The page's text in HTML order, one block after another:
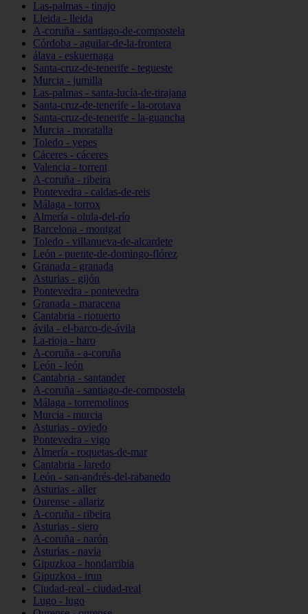
Las-palmas - tinajo
Lleida - lleida
A-coruña - santiago-de-compostela
Córdoba - aguilar-de-la-frontera
álava - eskuernaga
Santa-cruz-de-tenerife - tegueste
Murcia - jumilla
Las-palmas - santa-lucía-de-tirajana
Santa-cruz-de-tenerife - la-orotava
Santa-cruz-de-tenerife - la-guancha
Murcia - moratalla
Toledo - yepes
Cáceres - cáceres
Valencia - torrent
A-coruña - ribeira
Pontevedra - caldas-de-reis
Málaga - torrox
Almería - olula-del-río
Barcelona - montgat
Toledo - villanueva-de-alcardete
León - puente-de-domingo-flórez
Granada - granada
Asturias - gijón
Pontevedra - pontevedra
Granada - maracena
Cantabria - riotuerto
ávila - el-barco-de-ávila
La-rioja - haro
A-coruña - a-coruña
León - león
Cantabria - santander
A-coruña - santiago-de-compostela
Málaga - torremolinos
Murcia - murcia
Asturias - oviedo
Pontevedra - vigo
Almería - roquetas-de-mar
Cantabria - laredo
León - san-andrés-del-rabanedo
Asturias - aller
Ourense - allariz
A-coruña - ribeira
Asturias - siero
A-coruña - narón
Asturias - navia
Gipuzkoa - hondarribia
Gipuzkoa - irun
Ciudad-real - ciudad-real
Lugo - lugo